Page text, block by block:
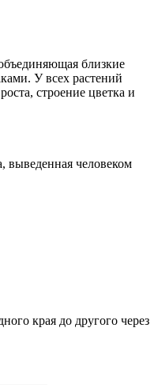
близкие
У всех растений
строение цветка и
выведенная человеком
края до другого через